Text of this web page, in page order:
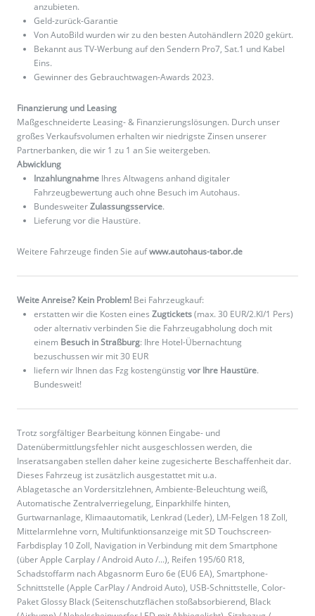
anzubieten.
Geld-zurück-Garantie
Von AutoBild wurden wir zu den besten Autohändlern 2020 gekürt.
Bekannt aus TV-Werbung auf den Sendern Pro7, Sat.1 und Kabel
Eins.
Gewinner des Gebrauchtwagen-Awards 2023.
Finanzierung und Leasing
Maßgeschneiderte Leasing- & Finanzierungslösungen. Durch unser
großes Verkaufsvolumen erhalten wir niedrigste Zinsen unserer
Partnerbanken, die wir 1 zu 1 an Sie weitergeben.
Abwicklung
Inzahlungnahme Ihres Altwagens anhand digitaler
Fahrzeugbewertung auch ohne Besuch im Autohaus.
BundesweiterZulassungsservice.
Lieferung vor die Haustüre.
Weitere Fahrzeuge finden Sie aufwww.autohaus-tabor.de
Weite Anreise? Kein Problem! Bei Fahrzeugkauf:
erstatten wir die Kosten eines Zugtickets(max. 30 EUR/2.Kl/1 Pers)
oder alternativ verbinden Sie die Fahrzeugabholung doch mit
einem Besuch in Straßburg: Ihre Hotel-Übernachtung
bezuschussen wir mit 30 EUR
liefern wir Ihnen das Fzg kostengünstig vor Ihre Haustüre.
Bundesweit!
Trotz sorgfältiger Bearbeitung können Eingabe- und
Datenübermittlungsfehler nicht ausgeschlossen werden, die
Inseratsangaben stellen daher keine zugesicherte Beschaffenheit dar.
Dieses Fahrzeug ist zusätzlich ausgestattet mit u.a.
Ablagetasche an Vordersitzlehnen, Ambiente-Beleuchtung weiß,
Automatische Zentralverriegelung, Einparkhilfe hinten,
Gurtwarnanlage, Klimaautomatik, Lenkrad (Leder), LM-Felgen 18 Zoll,
Mittelarmlehne vorn, Multifunktionsanzeige mit SD Touchscreen-
Farbdisplay 10 Zoll, Navigation in Verbindung mit dem Smartphone
(über Apple Carplay / Android Auto /...), Reifen 195/60 R18,
Schadstoffarm nach Abgasnorm Euro 6e (EU6 EA), Smartphone-
Schnittstelle (Apple CarPlay / Android Auto), USB-Schnittstelle, Color-
Paket Glossy Black (Seitenschutzflächen stoßabsorbierend, Black